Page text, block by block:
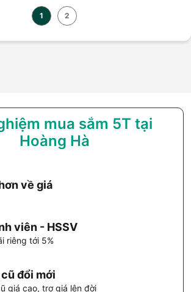
1 2
mua sắm 5T tại
Hoàng Hà
về giá
viên - HSSV
riêng tới 5%
đổi mới
giá cao, trợ giá lên đời